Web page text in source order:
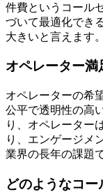
件費というコール
づいて最適化でき
大きいと言えます。
オペレーター
オペレーターの希
公平で透明性の高
り、 オペレーター
り、エンゲージメ
業界の長年の課題
どのようなコ